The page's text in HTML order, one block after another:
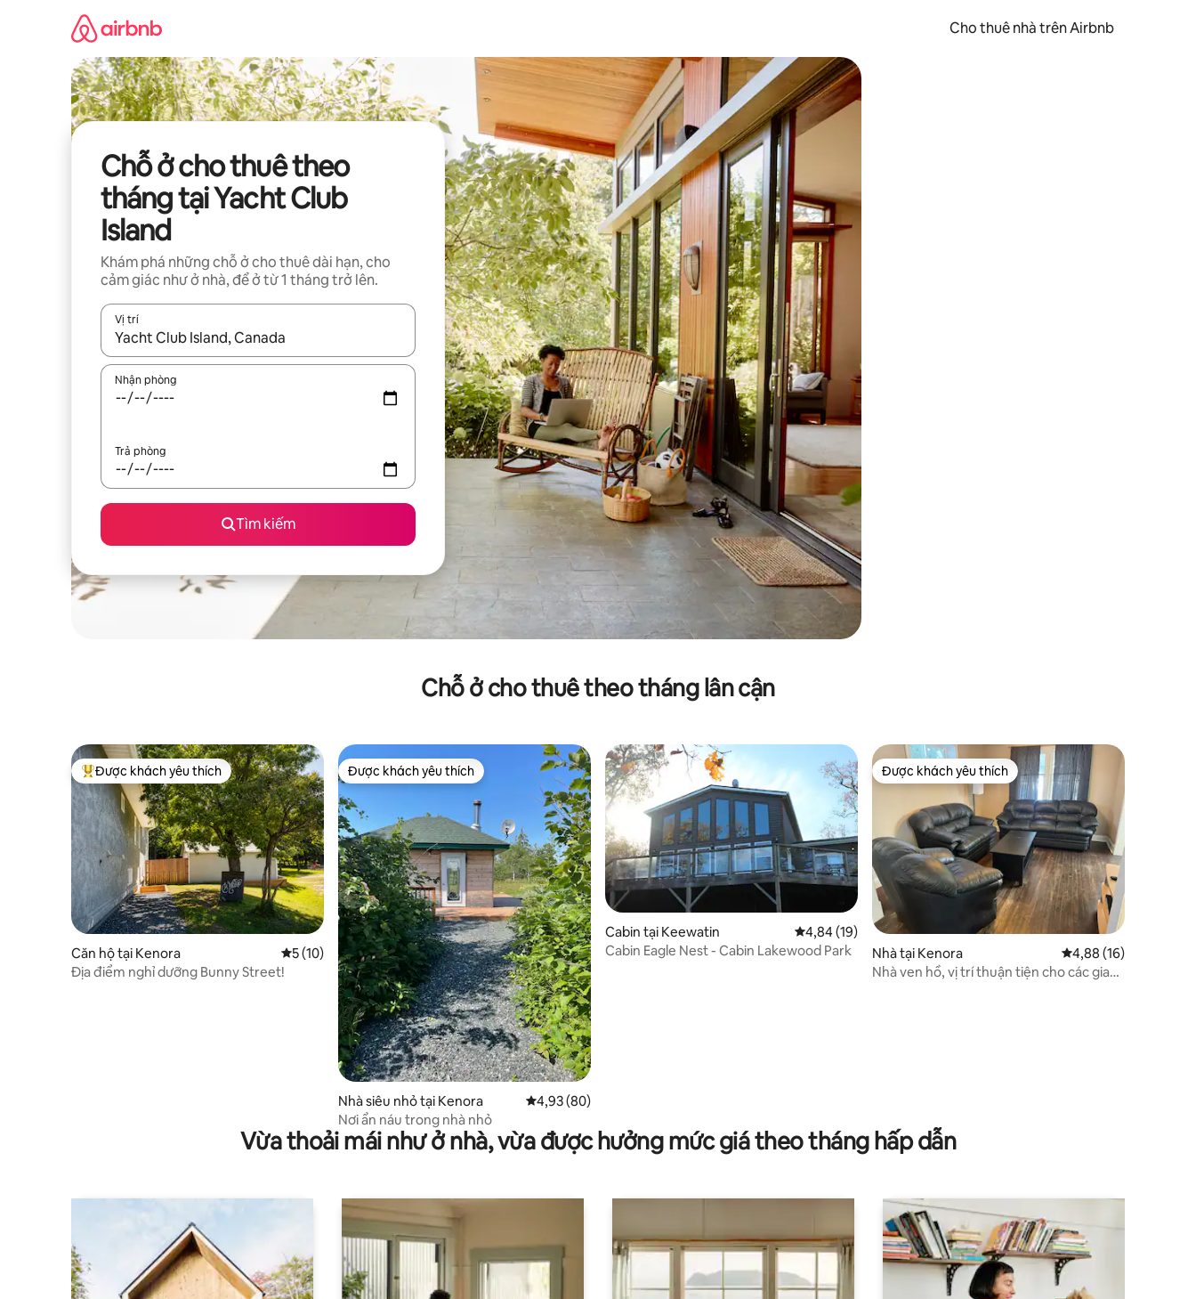
Cho thuê nhà trên Airbnb
Chỗ ở cho thuê theo
tháng tại Yacht Club
Island
Khám phá những chỗ ở cho thuê dài hạn, cho
cảm giác như ở nhà, để ở từ 1 tháng trở lên.
Vị trí
Khi có kết quả, hãy điều hướng bằng phím mũi tên lên và xuống hoặc khám phá bằng các thao tác chạm hoặc vuốt.
Nhận phòng
Trả phòng
Tìm kiếm
Chỗ ở cho thuê theo tháng lân cận
Được khách yêu thích nhất
Được khách yêu thích
Căn hộ tại Kenora Xếp hạng trung bình 5/5, 10 đánh giá
5 (10)
Địa điểm nghỉ dưỡng Bunny Street!
Được khách yêu thích
Được khách yêu thích
Nhà siêu nhỏ tại Kenora Xếp hạng trung bình 4,93/5, 80 đánh giá
4,93 (80)
Nơi ẩn náu trong nhà nhỏ
Cabin tại Keewatin Xếp hạng trung bình 4,84/5, 19 đánh giá
4,84 (19)
Cabin Eagle Nest - Cabin Lakewood Park
Được khách yêu thích
Được khách yêu thích
Nhà tại Kenora Xếp hạng trung bình
4,88 (16)
Nhà ven hồ, vị trí thuận tiện cho các gia
Vừa thoải mái như ở nhà, vừa được hưởng mức giá theo tháng hấp dẫn